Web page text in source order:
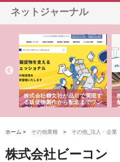
ネットジャーナル
株式会社耕文社が品川で実現す
る販促物製作から配送までワン
ストップ対応
ホーム > その他業種 > その他_法人・企業
株式会社ビーコン